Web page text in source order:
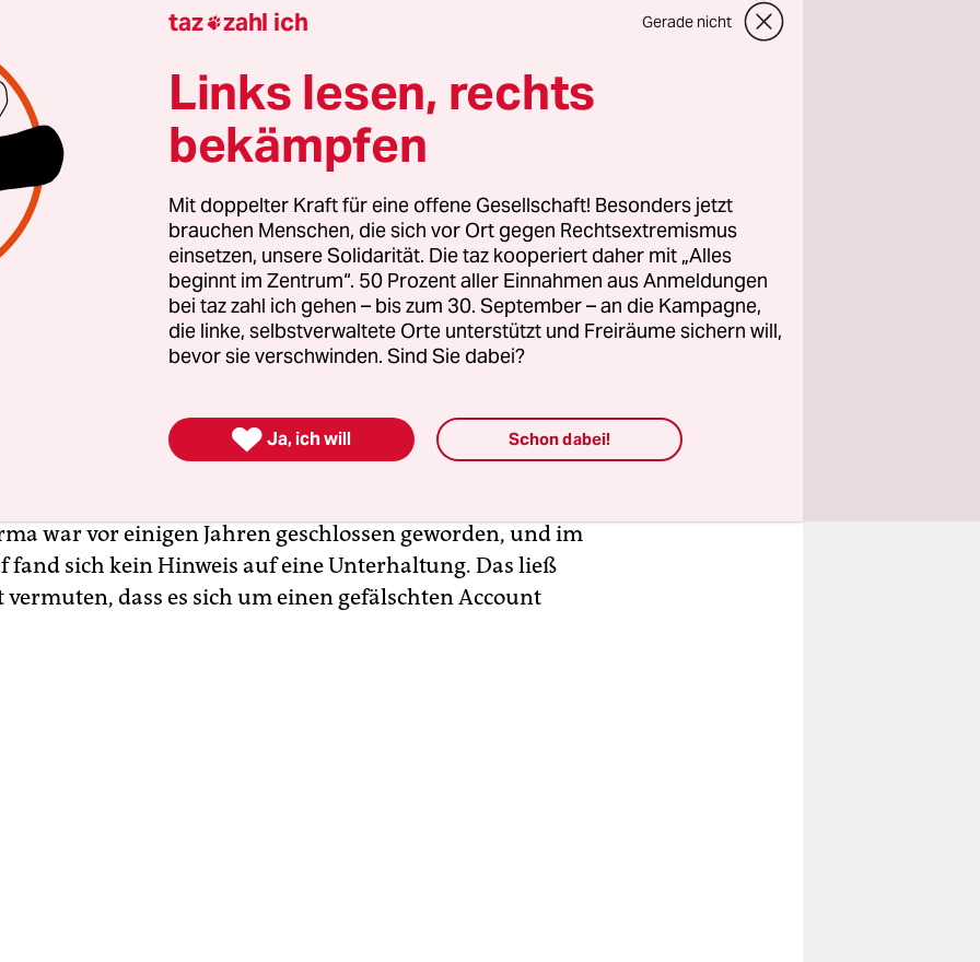
schrieb mir mein ehemaliger Chef über Telegram. Seine
war verdeckt. Er erzählte mir, dass bald eine
Überprüfung in der Organisation
würde. Der Grund dafür sei, dass jemand begonnen habe,
unserer Mit­ar­bei­te­r:in­nen an ausländische
weiterzugeben, und die Strafverfolgungsbehörden nun
undichten Stelle ausfindig machen müssten. Er warnte
bald ein Ermittler mit mir in Verbindung setzen würde,
zu führen. Und tatsächlich klingelte wenige Minuten
unbekannte Nummer. Ich lachte und blockierte beide
in Telegram war tatsächlich mein ehemaliger Chef zu
Direktor einer Film- und Media-Firma in St. Petersburg, und
war vor einigen Jahren geschlossen geworden, und im
fand sich kein Hinweis auf eine Unterhaltung. Das ließ
dass es sich um einen gefälschten Account
taz zahl ich Gerade nicht
Links lesen, rechts
bekämpfen
Mit doppelter Kraft für eine offene Gesellschaft! Besonders jetzt
brauchen Menschen, die sich vor Ort gegen Rechtsextremismus
einsetzen, unsere Solidarität. Die taz kooperiert daher mit „Alles
beginnt im Zentrum“. 50 Prozent aller Einnahmen aus Anmeldungen
bei taz zahl ich gehen – bis zum 30. September – an die Kampagne,
die linke, selbstverwaltete Orte unterstützt und Freiräume sichern will,
bevor sie verschwinden. Sind Sie dabei?
 Ja, ich will Schon dabei!